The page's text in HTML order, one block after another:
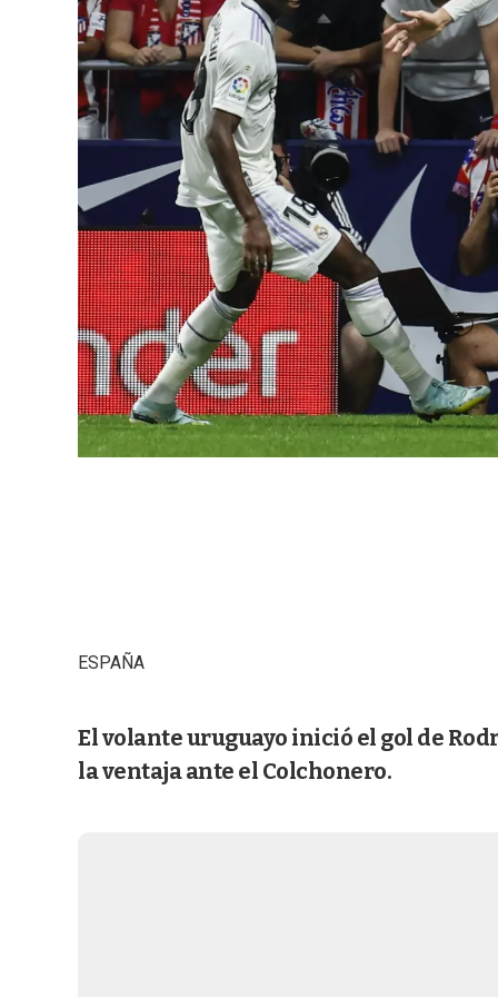
ESPAÑA
El volante uruguayo inició el gol de
la ventaja ante el Colchonero.